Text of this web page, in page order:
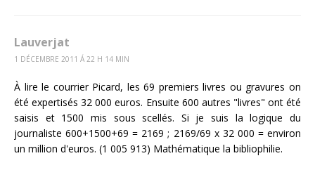
Lauverjat
1 DÉCEMBRE 2011 Á 22 H 14 MIN
À lire le courrier Picard, les 69 premiers livres ou gravures on
été expertisés 32 000 euros. Ensuite 600 autres "livres" ont été
saisis et 1500 mis sous scellés. Si je suis la logique du
journaliste 600+1500+69 = 2169 ; 2169/69 x 32 000 = environ
un million d'euros. (1 005 913) Mathématique la bibliophilie.